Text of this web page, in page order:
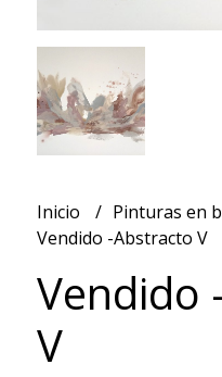
Inicio Pinturas en
Vendido -Abstracto V
Vendido
V